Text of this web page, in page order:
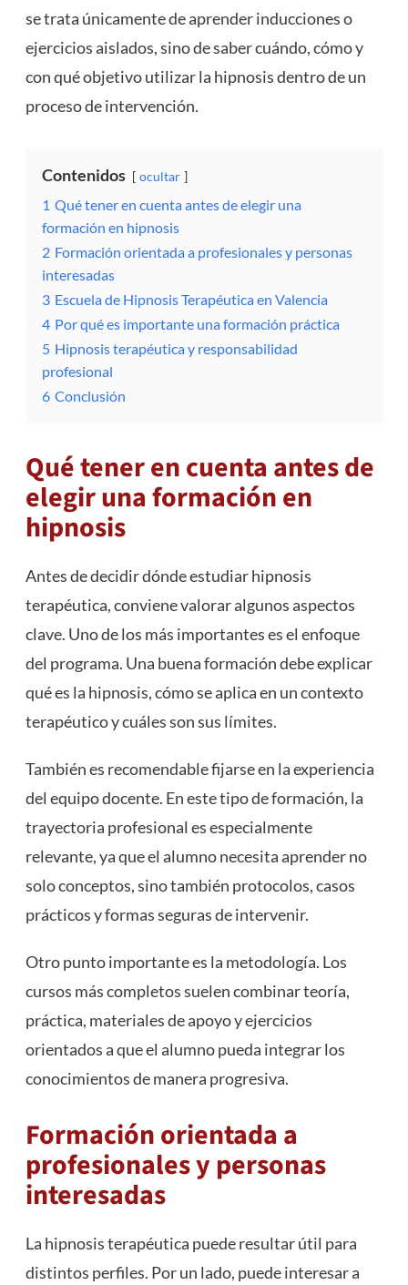
se trata únicamente de aprender inducciones o
ejercicios aislados, sino de saber cuándo, cómo y
con qué objetivo utilizar la hipnosis dentro de un
proceso de intervención.
Contenidos ocultar
1 Qué tener en cuenta antes de elegir una
formación en hipnosis
2 Formación orientada a profesionales y personas
interesadas
3 Escuela de Hipnosis Terapéutica en Valencia
4 Por qué es importante una formación práctica
5 Hipnosis terapéutica y responsabilidad
profesional
6 Conclusión
Qué tener en cuenta antes de
elegir una formación en
hipnosis
Antes de decidir dónde estudiar hipnosis
terapéutica, conviene valorar algunos aspectos
clave. Uno de los más importantes es el enfoque
del programa. Una buena formación debe explicar
qué es la hipnosis, cómo se aplica en un contexto
terapéutico y cuáles son sus límites.
También es recomendable fijarse en la experiencia
del equipo docente. En este tipo de formación, la
trayectoria profesional es especialmente
relevante, ya que el alumno necesita aprender no
solo conceptos, sino también protocolos, casos
prácticos y formas seguras de intervenir.
Otro punto importante es la metodología. Los
cursos más completos suelen combinar teoría,
práctica, materiales de apoyo y ejercicios
orientados a que el alumno pueda integrar los
conocimientos de manera progresiva.
Formación orientada a
profesionales y personas
interesadas
La hipnosis terapéutica puede resultar útil para
distintos perfiles. Por un lado, puede interesar a